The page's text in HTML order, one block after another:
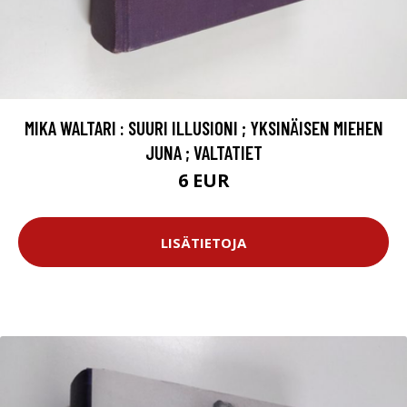
MIKA WALTARI : SUURI ILLUSIONI ; YKSINÄISEN MIEHEN
JUNA ; VALTATIET
6 EUR
LISÄTIETOJA